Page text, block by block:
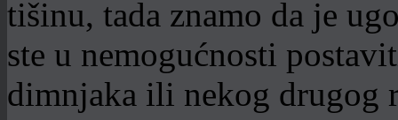
tišinu, tada znamo da je
ste u nemogućnosti
dimnjaka ili nekog drugog